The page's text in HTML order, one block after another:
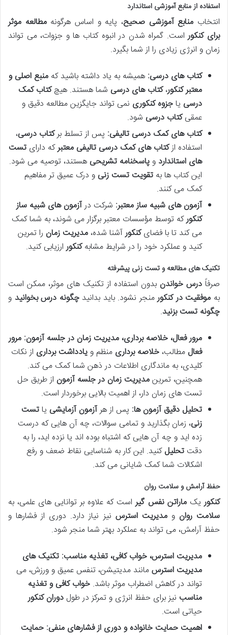
استفاده از منابع آموزشی استاندارد
انتخاب منابع آموزشی صحیح، پایه و اساس هرگونهمطالعه موثر
برای کنکوراست. گمراه شدن در انبوه کتاب ها و جزوات، می تواند
زمان و انرژی زیادی را از شما بگیرد.
کتاب های درسی: همیشه به یاد داشته باشید که منبع اصلی و
معتبر کنکور،کتاب های درسی شما هستند. هیچکتاب کمک
درسی یاجزوه کنکوری نمی تواند جایگزین مطالعه دقیق و
عمقیکتاب درسی شود.
کتاب های کمک درسی تالیفی: پس از تسلط برکتاب درسی،
استفاده ازکتاب های کمک درسی تالیفی معتبرکه دارای تست
های استاندارد وپاسخنامه تشریحیهستند، توصیه می شود.
این کتاب ها به تقویت تست زنیو درک عمیق تر مفاهیم
کمک می کنند.
آزمون های شبیه ساز معتبر: شرکت درآزمون های شبیه ساز
کنکورکه توسط مؤسسات معتبر برگزار می شوند، به شما کمک
می کند تا با فضایکنکورآشنا شده، مدیریت زمان را تمرین
کنید و عملکرد خود را در شرایط مشابهکنکورارزیابی کنید.
تکنیک های مطالعه و تست زنی پیشرفته
صرفاً درس خواندن بدون استفاده از تکنیک های موثر، ممکن است
به موفقیت در کنکورمنجر نشود. باید بدانیدچگونه درس بخوانید و
چگونه تست بزنید.
مرور فعال، خلاصه برداری، مدیریت زمان در جلسه آزمون: مرور
فعال مطالب، خلاصه برداری منظم ویادداشت برداری از نکات
کلیدی، به ماندگاری اطلاعات در ذهن شما کمک می کند.
همچنین، تمرینمدیریت زمان در جلسه آزمون از طریق حل
تست های زمان دار، از اهمیت بالایی برخوردار است.
تحلیل دقیق آزمون ها: پس از هرآزمون آزمایشی یاتست
زنی، زمان بگذارید و تمامی سوالات، چه آن هایی که درست
زده اید و چه آن هایی که اشتباه بوده اند یا نزده اید، را به
دقت تحلیلکنید. این کار به شناسایی نقاط ضعف و رفع
اشکالات شما کمک شایانی می کند.
حفظ آرامش و سلامت روان
کنکوریکماراتن نفس گیراست که علاوه بر توانایی های علمی، به
سلامت روان ومدیریت استرس نیز نیاز دارد. دوری از فشارها و
حفظ آرامش، می تواند به عملکرد بهتر شما منجر شود.
مدیریت استرس، خواب کافی، تغذیه مناسب: تکنیک های
مدیریت استرسمانند مدیتیشن، تنفس عمیق و ورزش، می
تواند در کاهش اضطراب موثر باشد. خواب کافی و تغذیه
مناسب نیز برای حفظ انرژی و تمرکز در طول دوران کنکور
حیاتی است.
اهمیت حمایت خانواده و دوری از فشارهای منفی: حمایت